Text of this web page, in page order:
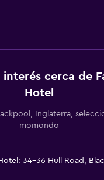
interés cerca de
Hotel
Inglaterra,
momondo
34-36 Hull Road,